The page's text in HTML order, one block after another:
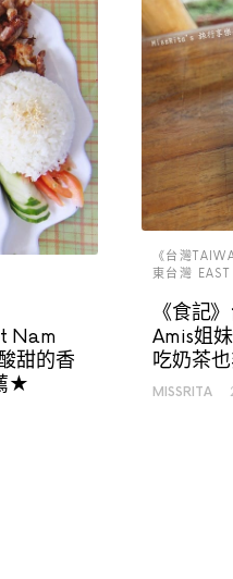
Nam
甜的香
★
《台灣
東台灣
《食記
Amis姐
吃奶茶
MISSRITA